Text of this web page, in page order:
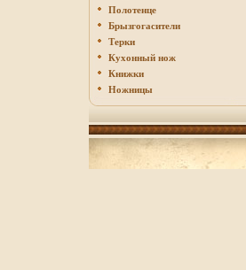
Полотенце
Брызгогасители
Терки
Кухонный нож
Книжки
Ножницы